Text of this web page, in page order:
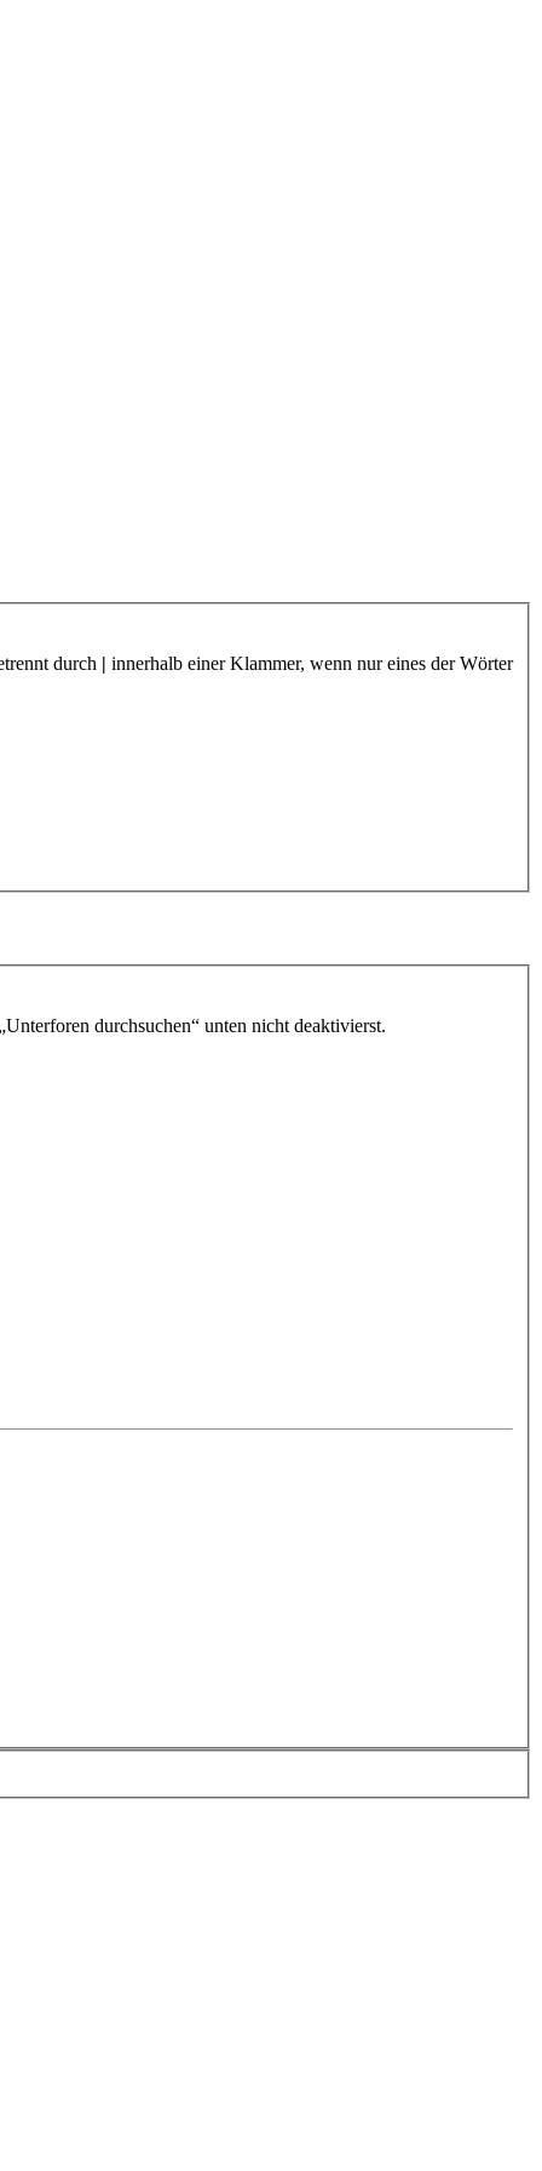
durch | innerhalb einer Klammer, wenn nur eines der Wörter
durchsuchen“ unten nicht deaktivierst.